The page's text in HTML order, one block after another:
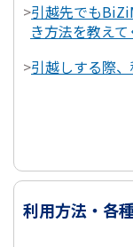
>引越先でも
き方法を教え
>引越しする際
利用方法・各